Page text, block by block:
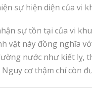
sự hiện diện của
sự tồn tại của vi
vật này đồng nghĩa
nước như kiết lỵ,
cơ thậm chí còn